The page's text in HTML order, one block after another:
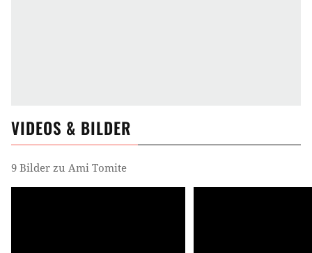
VIDEOS & BILDER
9 Bilder zu Ami Tomite